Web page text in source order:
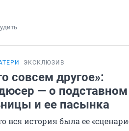
ЭКСКЛЮЗИВ
совсем другое»:
— о подставном
и ее пасынка
вся история была ее